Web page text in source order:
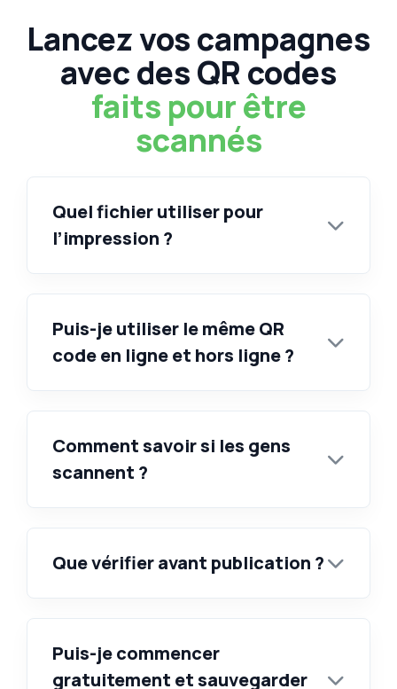
Lancez vos campagnes
avec des QR codes
faits pour être
scannés
Quel fichier utiliser pour
l’impression ?
Puis-je utiliser le même QR
code en ligne et hors ligne ?
Comment savoir si les gens
scannent ?
Que vérifier avant publication ?
Puis-je commencer
gratuitement et sauvegarder